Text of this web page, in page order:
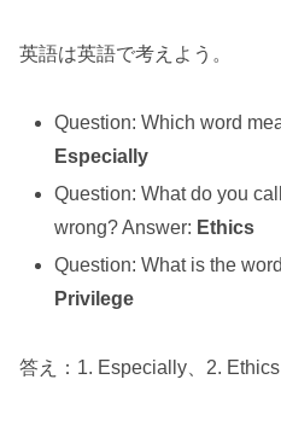
英語は英語で考えよう。
Question: Which word
Especially
Question: What do you
wrong? Answer: Ethics
Question: What is the
Privilege
答え：1. Especially、2.